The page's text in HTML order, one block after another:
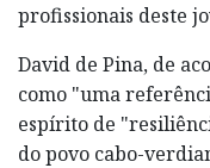
profissionais deste
David de Pina, de
como "uma
espírito de
do povo cabo-